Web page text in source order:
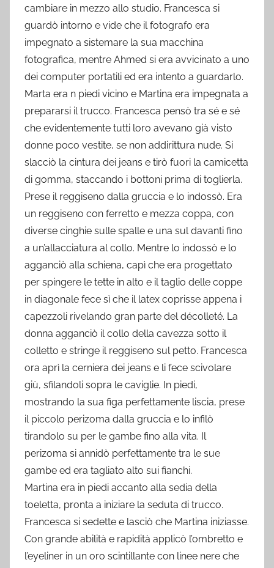
cambiare in mezzo allo studio. Francesca si
guardò intorno e vide che il fotografo era
impegnato a sistemare la sua macchina
fotografica, mentre Ahmed si era avvicinato a uno
dei computer portatili ed era intento a guardarlo.
Marta era n piedi vicino e Martina era impegnata a
prepararsi il trucco. Francesca pensò tra sé e sé
che evidentemente tutti loro avevano già visto
donne poco vestite, se non addirittura nude. Si
slacciò la cintura dei jeans e tirò fuori la camicetta
di gomma, staccando i bottoni prima di toglierla.
Prese il reggiseno dalla gruccia e lo indossò. Era
un reggiseno con ferretto e mezza coppa, con
diverse cinghie sulle spalle e una sul davanti fino
a un’allacciatura al collo. Mentre lo indossò e lo
agganciò alla schiena, capì che era progettato
per spingere le tette in alto e il taglio delle coppe
in diagonale fece sì che il latex coprisse appena i
capezzoli rivelando gran parte del décolleté. La
donna agganciò il collo della cavezza sotto il
colletto e stringe il reggiseno sul petto. Francesca
ora aprì la cerniera dei jeans e li fece scivolare
giù, sfilandoli sopra le caviglie. In piedi,
mostrando la sua figa perfettamente liscia, prese
il piccolo perizoma dalla gruccia e lo infilò
tirandolo su per le gambe fino alla vita. Il
perizoma si annidò perfettamente tra le sue
gambe ed era tagliato alto sui fianchi.
Martina era in piedi accanto alla sedia della
toeletta, pronta a iniziare la seduta di trucco.
Francesca si sedette e lasciò che Martina iniziasse.
Con grande abilità e rapidità applicò l’ombretto e
l’eyeliner in un oro scintillante con linee nere che